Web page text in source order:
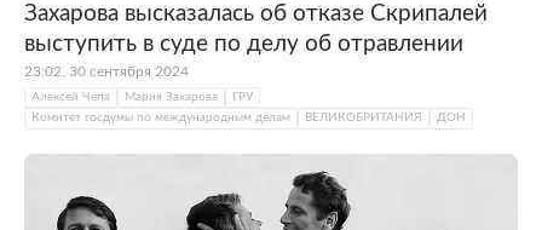
Захарова высказалась об отказе Скрипалей
выступить в суде по делу об отравлении
23:02, 30 сентября 2024
Алексей Чепа Мария Захарова
ГРУ
Комитет госдумы по международным делам
ВЕЛИКОБРИТАНИЯ ДОН